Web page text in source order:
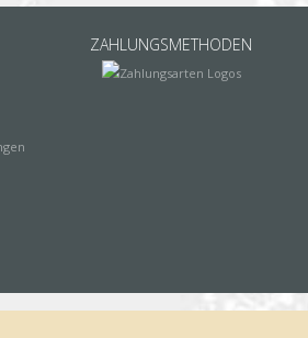
ZAHLUNGSMETHODEN